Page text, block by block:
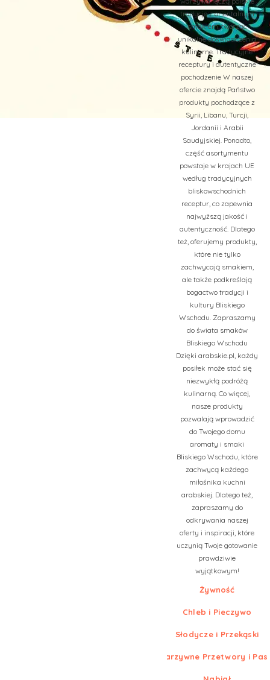
tradycje z orientalnym
smakiem, tworząc
unikalne doświadczenia
kulinarne. Tradycyjne
receptury i autentyczne
pochodzenie W naszej
ofercie znajdą Państwo
produkty pochodzące z
Syrii, Libanu, Turcji,
Jordanii i Arabii
Saudyjskiej. Ponadto,
część asortymentu
powstaje w krajach UE
według tradycyjnych
bliskowschodnich
receptur, co zapewnia
najwyższą jakość i
autentyczność. Dlatego
też, oferujemy produkty,
które nie tylko
zachwycają smakiem,
ale także podkreślają
bogactwo tradycji i
kultury Bliskiego
Wschodu. Zapraszamy
do świata smaków
Bliskiego Wschodu
Dzięki arabskie.pl, każdy
posiłek może stać się
niezwykłą podróżą
kulinarną. Co więcej,
nasze produkty
pozwalają wprowadzić
do Twojego domu
aromaty i smaki
Bliskiego Wschodu, które
zachwycą każdego
miłośnika kuchni
arabskiej. Dlatego też,
zapraszamy do
odkrywania naszej
oferty i inspiracji, które
uczynią Twoje gotowanie
prawdziwie
wyjątkowym!
Żywność
Chleb i Pieczywo
Słodycze i Przekąski
Warzywne Przetwory i